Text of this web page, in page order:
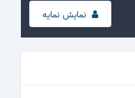
نمایش نمایه